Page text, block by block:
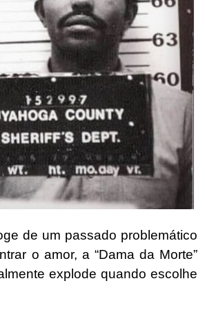
de um passado problemático
o amor, a “Dama da Morte”
explode quando escolhe